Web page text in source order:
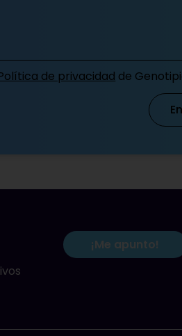
de privacidad de
¡Me apunto!